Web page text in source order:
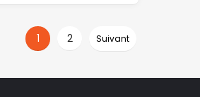
1 2 Suivant